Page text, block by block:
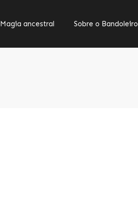
Magia ancestral Sobre o Bandoleiro